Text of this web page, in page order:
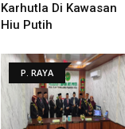
Karhutla Di Kawasan
Hiu Putih
P. RAYA